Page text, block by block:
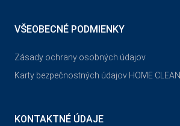
VŠEOBECNÉ PODMIENKY
Zásady ochrany osobných údajov
Karty bezpečnostných údajov HOME CLEAN
KONTAKTNÉ ÚDAJE